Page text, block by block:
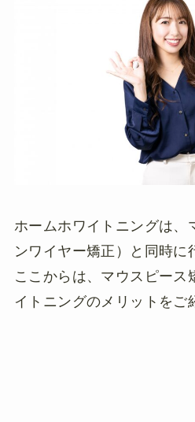
ホームホワイトニングは、
ンワイヤー矯正）と同時に
ここからは、マウスピース
イトニングのメリットをご